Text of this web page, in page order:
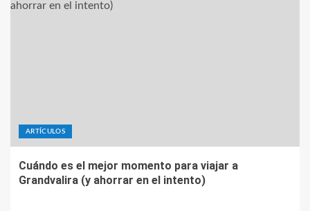
ARTÍCULOS
Cuándo es el mejor momento para viajar a
Grandvalira (y ahorrar en el intento)